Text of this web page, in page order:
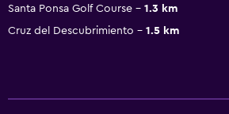
Santa Ponsa Golf Course
1.3 km
Cruz del Descubrimiento
1.5 km